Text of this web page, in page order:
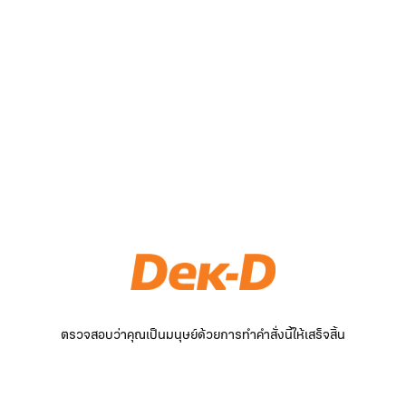
ตรวจสอบว่าคุณเป็นมนุษย์ด้วยการทำคำสั่งนี้ให้เสร็จสิ้น